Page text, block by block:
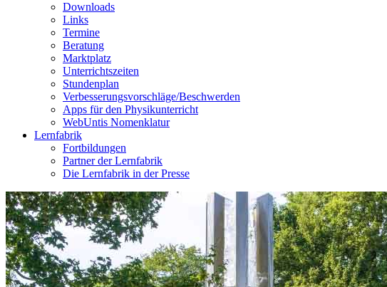
Downloads
Links
Termine
Beratung
Marktplatz
Unterrichtszeiten
Stundenplan
Verbesserungsvorschläge/Beschwerden
Apps für den Physikunterricht
WebUntis Nomenklatur
Lernfabrik
Fortbildungen
Partner der Lernfabrik
Die Lernfabrik in der Presse